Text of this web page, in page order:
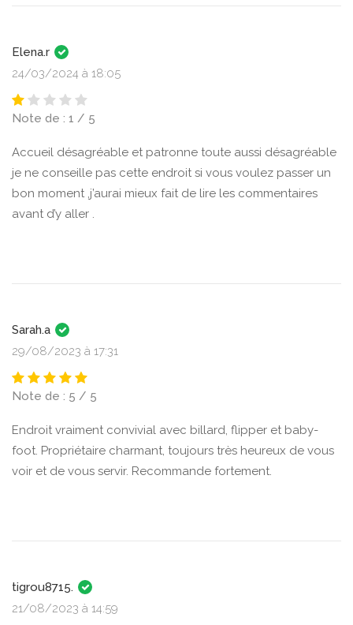
Elena.r
24/03/2024 à 18:05
Note de : 1 / 5
Accueil désagréable et patronne toute aussi désagréable
je ne conseille pas cette endroit si vous voulez passer un
bon moment ,j’aurai mieux fait de lire les commentaires
avant d’y aller .
Sarah.a
29/08/2023 à 17:31
Note de : 5 / 5
Endroit vraiment convivial avec billard, flipper et baby-
foot. Propriétaire charmant, toujours très heureux de vous
voir et de vous servir. Recommande fortement.
tigrou8715.
21/08/2023 à 14:59